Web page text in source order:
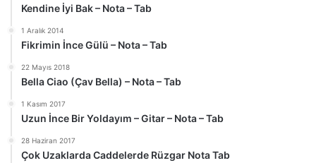
Kendine İyi Bak – Nota – Tab
1 Aralık 2014
Fikrimin İnce Gülü – Nota – Tab
22 Mayıs 2018
Bella Ciao (Çav Bella) – Nota – Tab
1 Kasım 2017
Uzun İnce Bir Yoldayım – Gitar – Nota – Tab
28 Haziran 2017
Çok Uzaklarda Caddelerde Rüzgar Nota Tab